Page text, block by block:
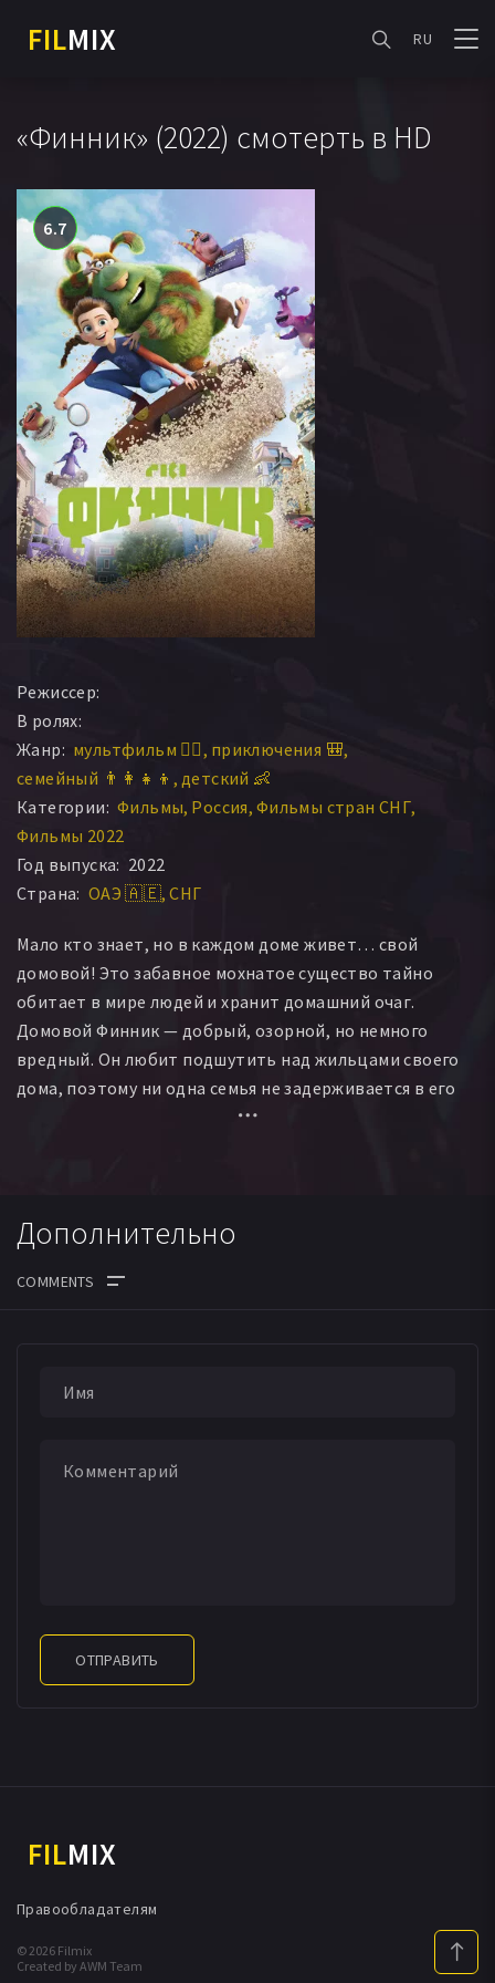
FILMIX RU
«Финник» (2022) смотерть в HD
6.7
Режиссер:
В ролях:
Жанр: мультфильм 🧚‍♀️ приключения 🎒
семейный 👨‍👩‍👧‍👦 детский 👶
Категории: Фильмы Россия Фильмы стран СНГ
Фильмы 2022
Год выпуска: 2022
Страна: ОАЭ 🇦🇪 СНГ
Мало кто знает, но в каждом доме живет… свой
домовой! Это забавное мохнатое существо тайно
обитает в мире людей и хранит домашний очаг.
Домовой Финник — добрый, озорной, но немного
вредный. Он любит подшутить над жильцами своего
дома, поэтому ни одна семья не задерживается в его
владениях надолго. Но все меняется, когда в дом
с Финником и узнает тайны жизни домовых.
странные и пугающие события… Отважной девочке
Дополнительно
ОТПРАВИТЬ
FILMIX
© 2026 Filmix
Created by AWM Team
Правообладателям